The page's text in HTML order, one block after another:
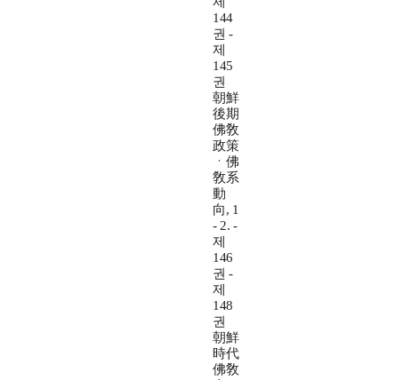
144
권 -
제
145
권
朝鮮
後期
佛敎
政策
ㆍ佛
敎系
動
向, 1
- 2. -
제
146
권 -
제
148
권
朝鮮
時代
佛敎